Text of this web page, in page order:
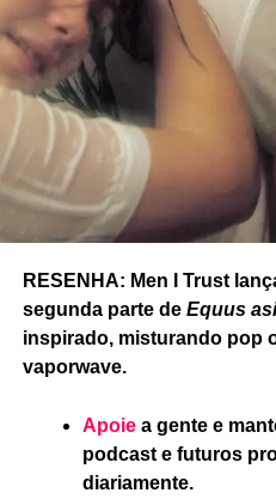
RESENHA: Men I Trust
segunda parte de Equus
inspirado, misturando pop
vaporwave.
Apoie a gente e
podcast e futuros
diariamente.